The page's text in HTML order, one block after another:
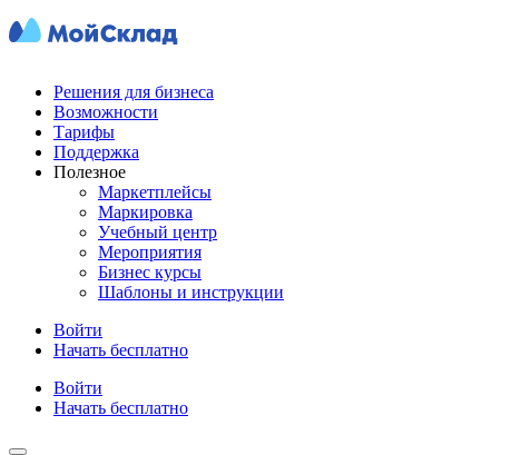
Решения для бизнеса
Возможности
Тарифы
Поддержка
Полезное
Маркетплейсы
Маркировка
Учебный центр
Мероприятия
Бизнес курсы
Шаблоны и инструкции
Войти
Начать бесплатно
Войти
Начать бесплатно